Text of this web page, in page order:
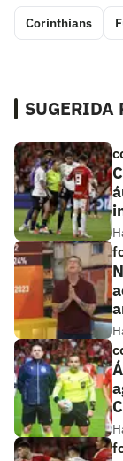
Corinthians
SUGERIDA